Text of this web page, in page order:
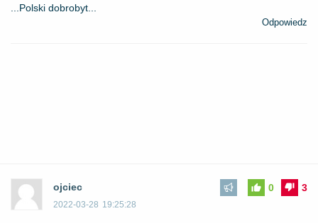
...Polski dobrobyt...
Odpowiedz
ojciec
2022-03-28 19:25:28
3
0